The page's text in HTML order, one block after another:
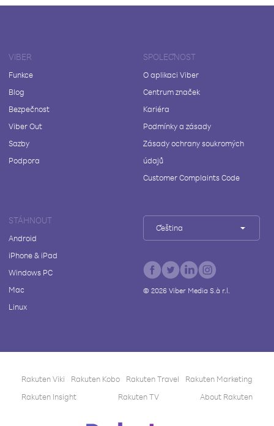
VIBER
Funkce
Blog
Bezpečnost
Viber Out
Sazby
Podpora
SPOLEČNOST
O aplikaci Viber
Centrum značek
Kariéra
Podmínky a zásady
Zásady ochrany soukromých
údajů
Customer Complaints Code
STÁHNOUT
Android
iPhone & iPad
Windows PC
Mac
Linux
Čeština
© 2026Viber Media S.à r.l.
Rakuten Viki Rakuten Kobo Rakuten Travel
Rakuten Marketing
Rakuten Insight
Rakuten TV About Rakuten